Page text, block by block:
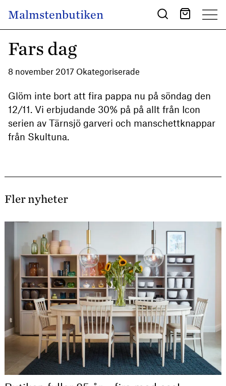
Main Navigation
Malmstenbutiken
Fars dag
8 november 2017 Okategoriserade
Glöm inte bort att fira pappa nu på söndag den
12/11. Vi erbjudande 30% på på allt från Icon
serien av Tärnsjö garveri och manschettknappar
från Skultuna.
Fler nyheter